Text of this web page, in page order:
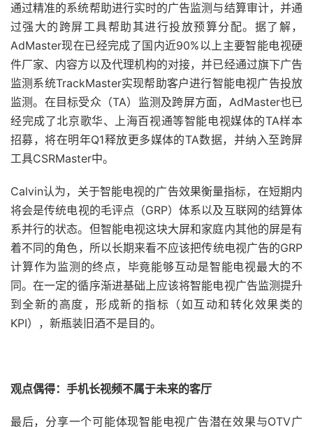
通过精准的系统帮助进行实时的广告监测与结算审计，并通
过强大的跨屏工具帮助其进行投放预算分配。据了解，
AdMaster现在已经完成了国内近90%以上主要智能电视硬
件厂家、内容方以及代理机构的对接，并已经通过旗下广告
监测系统TrackMaster实现帮助客户进行智能电视广告投放
监测。在目标受众（TA）监测及跨屏方面，AdMaster也已
经完成了北京歌华、上海百视通等智能电视媒体的TA样本
招募，将在明年Q1释放更多媒体的TA数据，并纳入至跨屏
工具CSRMaster中。
Calvin认为，关于智能电视的广告效果衡量指标，在短期内
将会是传统电视的毛评点（GRP）体系以及互联网的结算体
系并行的状态。但智能电视这块大屏和家庭内其他的屏是有
着不同的角色，所以长期来看不应该把传统电视广告的GRP
计算作为监测的终点，毕竟能够互动是智能电视最大的不
同。在一定的循序渐进基础上应该将智能电视广告监测提升
到全新的高度，形成新的指标（如互动和转化效果类的
KPI），新瓶装旧酒不是目的。
观点偶得：手机长视频不属于未来的客厅
最后，分享一个可能体现智能电视广告潜在效果与OTV广